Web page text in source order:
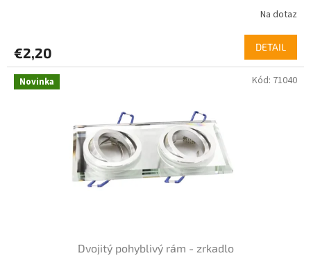
Na dotaz
€2,20 DETAIL
Novinka
Dvojitý pohyblivý rám - zrkadlo
Kód: 71040